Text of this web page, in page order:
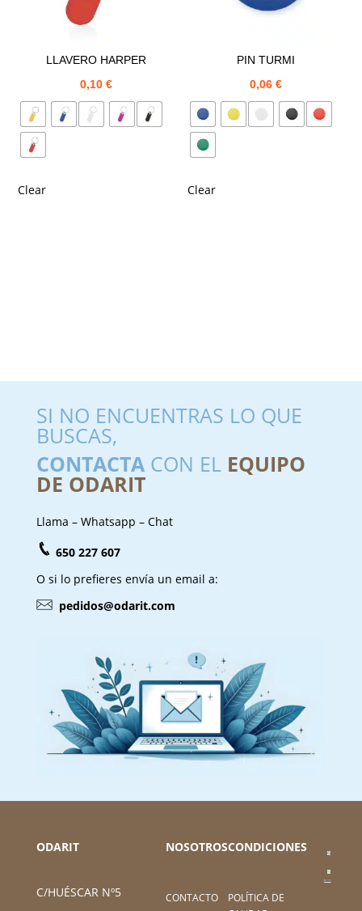
LLAVERO HARPER
0,10€
Clear
PIN TURMI
0,06 €
Clear
SI NO ENCUENTRAS LO QUE
BUSCAS,
CONTACTACON EL EQUIPO
DE ODARIT
Llama – Whatsapp – Chat
650 227 607
O si lo prefieres envía un email a:
pedidos@odarit.com
ODARIT
C/HUÉSCAR Nº5
NOSOTROS
CONTACTO
CONDICIONES
POLÍTICA DE